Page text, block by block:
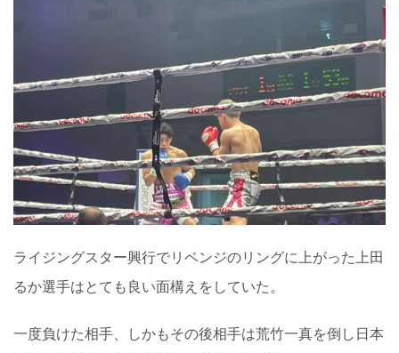
ライジングスター興行でリベンジのリングに上がった上田
るか選手はとても良い面構えをしていた。
一度負けた相手、しかもその後相手は荒竹一真を倒し日本